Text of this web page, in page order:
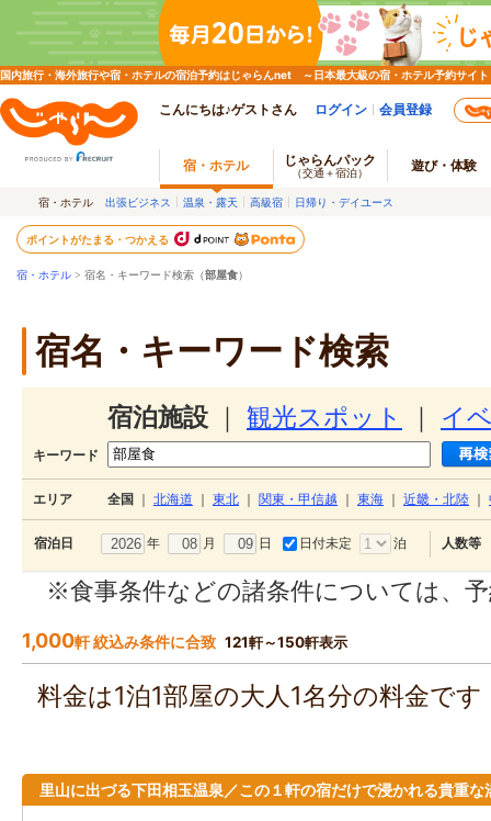
国内旅行・海外旅行や宿・ホテルの宿泊予約はじゃらんnet ～日本最大級の宿・ホテル予約サイト
こんにちは♪ゲストさん ログイン 会員登録
宿・ホテル じゃらんパック
（交通＋宿泊） 遊び・体験
宿・ホテル 出張ビジネス 温泉・露天 高級宿 日帰り・デイユース
ポイントがたまる・つかえる
宿・ホテル > 宿名・キーワード検索（部屋食）
宿名・キーワード検索
宿泊施設 観光スポット イ
キーワード
エリア 全国 北海道 東北 関東・甲信越 東海 近畿・北陸
宿泊日 年 月 日 日付未定 泊 人数等
※食事条件などの諸条件については、
1,000軒 絞込み条件に合致 121軒～150軒表示
料金は1泊1部屋の大人1名分の料金で
里山に出づる下田相玉温泉／この１軒の宿だけで浸かれる貴重な